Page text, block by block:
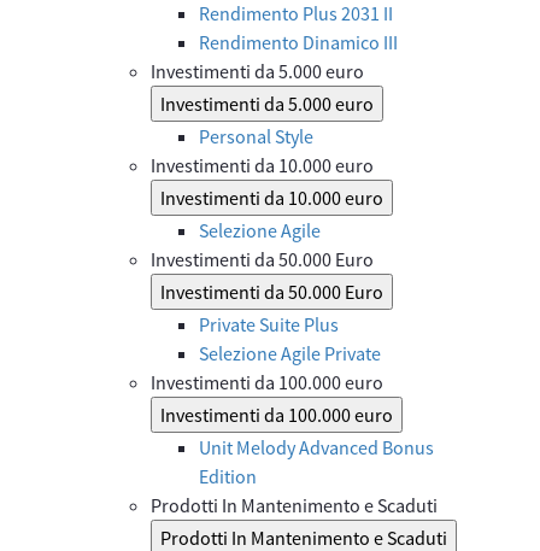
Rendimento Plus 2031 II
Rendimento Dinamico III
Investimenti da 5.000 euro
Investimenti da 5.000 euro
Personal Style
Investimenti da 10.000 euro
Investimenti da 10.000 euro
Selezione Agile
Investimenti da 50.000 Euro
Investimenti da 50.000 Euro
Private Suite Plus
Selezione Agile Private
Investimenti da 100.000 euro
Investimenti da 100.000 euro
Unit Melody Advanced Bonus
Edition
Prodotti In Mantenimento e Scaduti
Prodotti In Mantenimento e Scaduti